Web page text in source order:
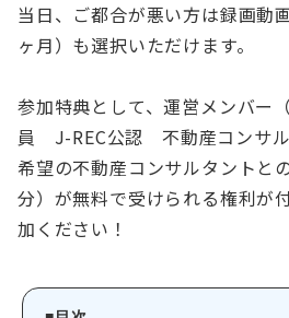
当日、ご都合が悪い方は録画動
ヶ月）も選択いただけます。
参加特典として、運営メンバー
員 J-REC公認 不動産コンサ
希望の不動産コンサルタントと
分）が無料で受けられる権利が
加ください！